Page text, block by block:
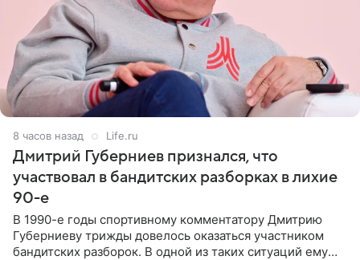
8 часов назад Life.ru
Дмитрий Губерниев признался, что
участвовал в бандитских разборках в лихие
90-е
В 1990-е годы спортивному комментатору Дмитрию
Губерниеву трижды довелось оказаться участником
бандитских разборок. В одной из таких ситуаций ему